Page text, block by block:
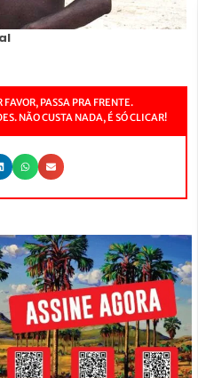
PASSA PRA FRENTE.
NÃO CUSTA NADA, É SÓ CLICAR!